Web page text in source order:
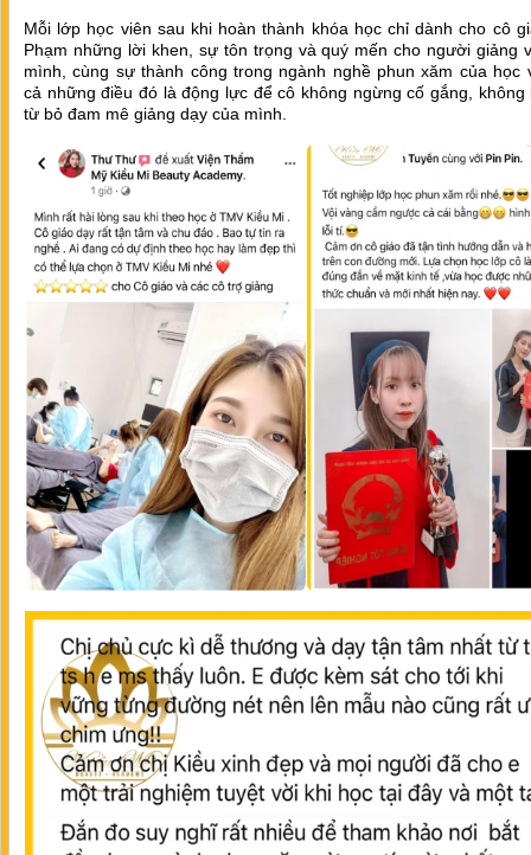
Mỗi lớp học viên sau khi hoàn thành khóa học chỉ dành cho cô
Phạm những lời khen, sự tôn trọng và quý mến cho người giảng
mình, cùng sự thành công trong ngành nghề phun xăm của học
cả những điều đó là động lực để cô không ngừng cố gắng, không
từ bỏ đam mê giảng dạy của mình.